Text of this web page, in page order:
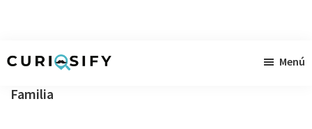
contenido
pie
Menú
Familia